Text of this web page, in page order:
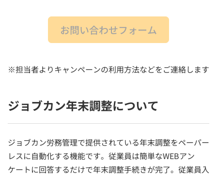
お問い合わせフォーム
※担当者よりキャンペーンの利用方法などをご連絡します
ジョブカン年末調整について
ジョブカン労務管理で提供されている年末調整をペーパー
レスに自動化する機能です。従業員は簡単なWEBアン
ケートに回答するだけで年末調整手続きが完了。従業員入